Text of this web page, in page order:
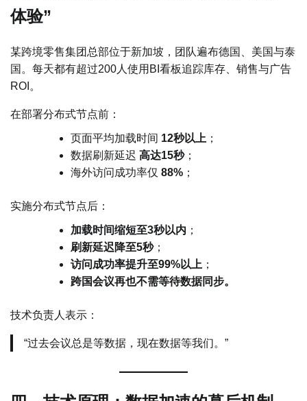
体验”
某跨境零售集团总部位于新加坡，团队遍布德国、美国与泰
国。每天都有超过200人使用BI看板追踪库存、销售与广告
ROI。
在部署分布式节点前：
页面平均加载时间 12秒以上 ；
数据刷新延迟 高达15秒；
海外访问成功率仅 88% ；
实施分布式节点后：
加载时间缩短至3秒以内 ；
刷新延迟降至5秒；
访问成功率提升至99%以上 ；
跨国会议再也不需等待数据同步。
技术负责人表示：
“过去会议总是等数据，现在数据等我们。”